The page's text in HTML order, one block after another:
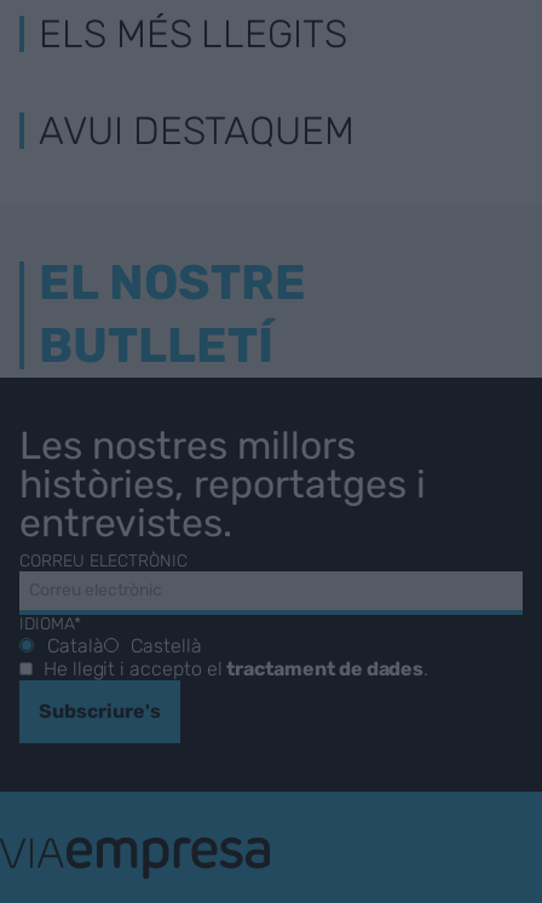
ELS MÉS LLEGITS
AVUI DESTAQUEM
EL NOSTRE
BUTLLETÍ
Les nostres millors
històries, reportatges i
entrevistes.
CORREU ELECTRÒNIC
IDIOMA*
Català
Castellà
He llegit i accepto eltractament de dades.
Subscriure's